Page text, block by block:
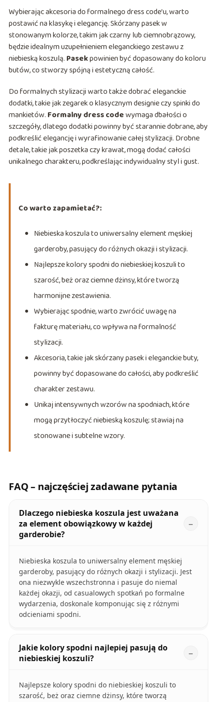
Wybierając akcesoria do formalnego dress code’u, warto
postawić na klasykę i elegancję. Skórzany pasek w
stonowanym kolorze, takim jak czarny lub ciemnobrązowy,
będzie idealnym uzupełnieniem eleganckiego zestawu z
niebieską koszulą. Pasekpowinien być dopasowany do koloru
butów, co stworzy spójną i estetyczną całość.
Do formalnych stylizacji warto także dobrać eleganckie
dodatki, takie jak zegarek o klasycznym designie czy spinki do
mankietów. Formalny dress codewymaga dbałości o
szczegóły, dlatego dodatki powinny być starannie dobrane, aby
podkreślić elegancję i wyrafinowanie całej stylizacji. Drobne
detale, takie jak poszetka czy krawat, mogą dodać całości
unikalnego charakteru, podkreślając indywidualny styl i gust.
Co warto zapamietać?:
Niebieska koszula to uniwersalny element męskiej
garderoby, pasujący do różnych okazji i stylizacji.
Najlepsze kolory spodni do niebieskiej koszuli to
szarość, beż oraz ciemne dżinsy, które tworzą
harmonijne zestawienia.
Wybierając spodnie, warto zwrócić uwagę na
fakturę materiału, co wpływa na formalność
stylizacji.
Akcesoria, takie jak skórzany pasek i eleganckie buty,
powinny być dopasowane do całości, aby podkreślić
charakter zestawu.
Unikaj intensywnych wzorów na spodniach, które
mogą przytłoczyć niebieską koszulę; stawiaj na
stonowane i subtelne wzory.
FAQ – najczęściej zadawane pytania
Dlaczego niebieska koszula jest uważana
za element obowiązkowy w każdej
garderobie?
Niebieska koszula to uniwersalny element męskiej
garderoby, pasujący do różnych okazji i stylizacji. Jest
ona niezwykle wszechstronna i pasuje do niemal
każdej okazji, od casualowych spotkań po formalne
wydarzenia, doskonale komponując się z różnymi
odcieniami spodni.
Jakie kolory spodni najlepiej pasują do
niebieskiej koszuli?
Najlepsze kolory spodni do niebieskiej koszuli to
szarość, beż oraz ciemne dżinsy, które tworzą